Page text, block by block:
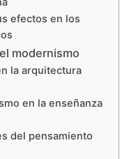
efectos en los
modernismo
la arquitectura
en la enseñanza
del pensamiento